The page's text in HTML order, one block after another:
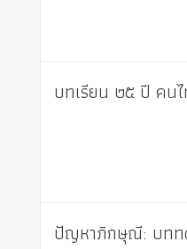
บทเรียน ๒๕ ปี คน
ปัญหาภิกษุณี: บทท